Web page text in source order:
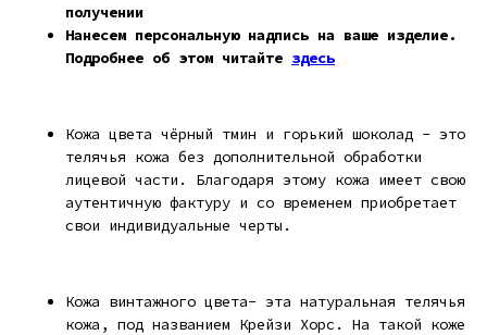
получении
Нанесем персональную надпись на ваше изделие.
Подробнее об этом читайте здесь
Кожа цвета чёрный тмин и горький шоколад - это
телячья кожа без дополнительной обработки
лицевой части. Благодаря этому кожа имеет свою
аутентичную фактуру и со временем приобретает
свои индивидуальные черты.
Кожа винтажного цвета- эта натуральная телячья
кожа, под названием Крейзи Хорс. На такой коже